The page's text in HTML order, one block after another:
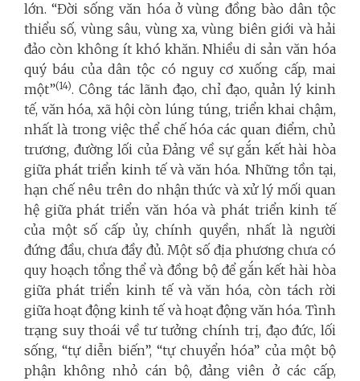
lớn. “Đời sống văn hóa ở vùng đồng bào dân tộc
thiểu số, vùng sâu, vùng xa, vùng biên giới và hải
đảo còn không ít khó khăn. Nhiều di sản văn hóa
quý báu của dân tộc có nguy cơ xuống cấp, mai
một”(14). Công tác lãnh đạo, chỉ đạo, quản lý kinh
tế, văn hóa, xã hội còn lúng túng, triển khai chậm,
nhất là trong việc thể chế hóa các quan điểm, chủ
trương, đường lối của Đảng về sự gắn kết hài hòa
giữa phát triển kinh tế và văn hóa. Những tồn tại,
hạn chế nêu trên do nhận thức và xử lý mối quan
hệ giữa phát triển văn hóa và phát triển kinh tế
của một số cấp ủy, chính quyền, nhất là người
đứng đầu, chưa đầy đủ. Một số địa phương chưa có
quy hoạch tổng thể và đồng bộ để gắn kết hài hòa
giữa phát triển kinh tế và văn hóa, còn tách rời
giữa hoạt động kinh tế và hoạt động văn hóa. Tình
trạng suy thoái về tư tưởng chính trị, đạo đức, lối
sống, “tự diễn biến”, “tự chuyển hóa” của một bộ
phận không nhỏ cán bộ, đảng viên ở các cấp,